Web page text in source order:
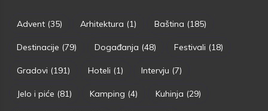
Advent (35) Arhitektura (1) Baština (185)
Destinacije (79) Događanja (48) Festivali (18)
Gradovi (191) Hoteli (1) Intervju (7)
Jelo i piće (81) Kamping (4) Kuhinja (29)